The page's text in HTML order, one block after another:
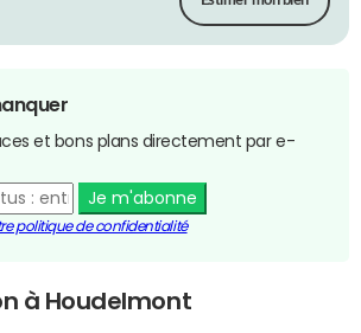
et bons plans directement par e-
Je m'abonne
politique de confidentialité
à Houdelmont